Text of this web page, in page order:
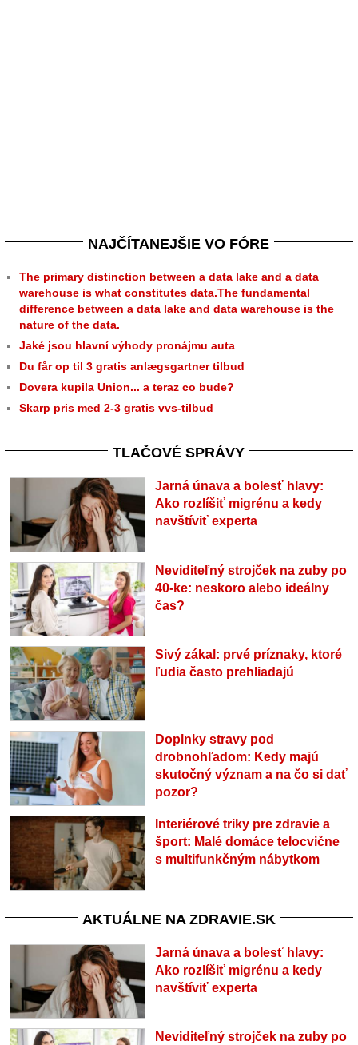
NAJČÍTANEJŠIE VO FÓRE
The primary distinction between a data lake and a data
warehouse is what constitutes data.The fundamental
difference between a data lake and data warehouse is the
nature of the data.
Jaké jsou hlavní výhody pronájmu auta
Du får op til 3 gratis anlægsgartner tilbud
Dovera kupila Union... a teraz co bude?
Skarp pris med 2-3 gratis vvs-tilbud
TLAČOVÉ SPRÁVY
Jarná únava a bolesť hlavy:
Ako rozlíšiť migrénu a kedy
navštíviť experta
Neviditeľný strojček na zuby po
40-ke: neskoro alebo ideálny
čas?
Sivý zákal: prvé príznaky, ktoré
ľudia často prehliadajú
Doplnky stravy pod
drobnohľadom: Kedy majú
skutočný význam a na čo si dať
pozor?
Interiérové triky pre zdravie a
šport: Malé domáce telocvične
s multifunkčným nábytkom
AKTUÁLNE NA ZDRAVIE.SK
Jarná únava a bolesť hlavy:
Ako rozlíšiť migrénu a kedy
navštíviť experta
Neviditeľný strojček na zuby po